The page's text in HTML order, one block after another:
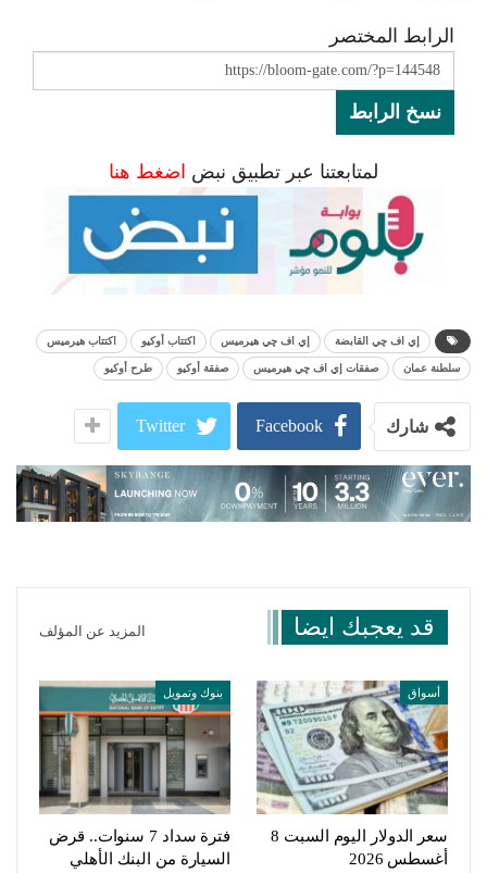
الرابط المختصر
نسخ الرابط
لمتابعتنا عبر تطبيق نبض اضغط هنا
إي اف چي القابضة إي اف چي هيرميس اكتتاب أوكيو اكتتاب هيرميس
سلطنة عمان صفقات إي اف چي هيرميس صفقة أوكيو طرح أوكيو
شارك Facebook
Twitter
قد يعجبك ايضا المزيد عن المؤلف
أسواق
سعر الدولار اليوم السبت 8
أغسطس 2026
بنوك وتمويل
فترة سداد 7 سنوات.. قرض
السيارة من البنك الأهلي